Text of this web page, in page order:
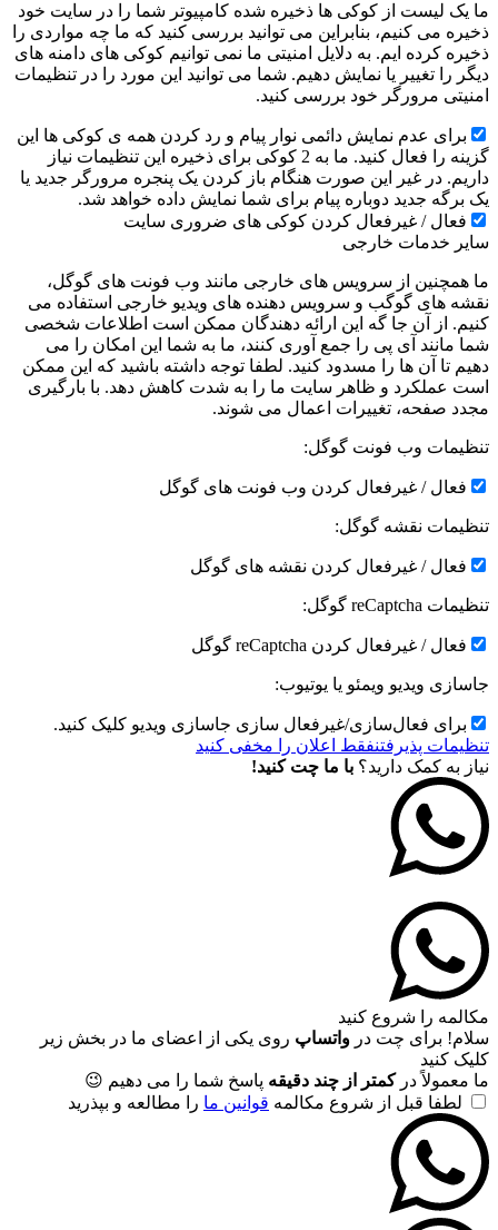
ما یک لیست از کوکی ها ذخیره شده کامپیوتر شما را در سایت خود
ذخیره می کنیم، بنابراین می توانید بررسی کنید که ما چه مواردی را
ذخیره کرده ایم. به دلایل امنیتی ما نمی توانیم کوکی های دامنه های
دیگر را تغییر یا نمایش دهیم. شما می توانید این مورد را در تنظیمات
امنیتی مرورگر خود بررسی کنید.
برای عدم نمایش دائمی نوار پیام و رد کردن همه ی کوکی ها این
گزینه را فعال کنید. ما به 2 کوکی برای ذخیره این تنظیمات نیاز
داریم. در غیر این صورت هنگام باز کردن یک پنجره مرورگر جدید یا
یک برگه جدید دوباره پیام برای شما نمایش داده خواهد شد.
فعال / غیرفعال کردن کوکی های ضروری سایت
سایر خدمات خارجی
ما همچنین از سرویس های خارجی مانند وب فونت های گوگل،
نقشه های گوگب و سرویس دهنده های ویدیو خارجی استفاده می
کنیم. از آن جا گه این ارائه دهندگان ممکن است اطلاعات شخصی
شما مانند آی پی را جمع آوری کنند، ما به شما این امکان را می
دهیم تا آن ها را مسدود کنید. لطفا توجه داشته باشید که این ممکن
است عملکرد و ظاهر سایت ما را به شدت کاهش دهد. با بارگیری
مجدد صفحه، تغییرات اعمال می شوند.
تنظیمات وب فونت گوگل:
فعال / غیرفعال کردن وب فونت های گوگل
تنظیمات نقشه گوگل:
فعال / غیرفعال کردن نقشه های گوگل
تنظیمات reCaptcha گوگل:
فعال / غیرفعال کردن reCaptcha گوگل
جاسازی ویدیو ویمئو یا یوتیوب:
برای فعال‌سازی/غیرفعال سازی جاسازی ویدیو کلیک کنید.
تنظیمات پذیرفتنفقط اعلان را مخفی کنید
نیاز به کمک دارید؟ با ما چت کنید!
مکالمه را شروع کنید
سلام! برای چت در واتساپ روی یکی از اعضای ما در بخش زیر
کلیک کنید
ما معمولاً درکمتر از چند دقیقه پاسخ شما را می دهیم 😉
لطفا قبل از شروع مکالمه قوانین ما را مطالعه و بپذرید